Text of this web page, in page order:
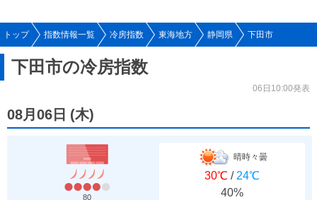
トップ 指数情報一覧 冷房指数 東海地方 静岡県 下田市
下田市の冷房指数
06日10:00発表
08月06日 (木)
80
晴時々曇
30℃ / 24℃
40%